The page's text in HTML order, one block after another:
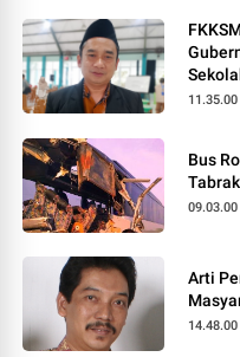
11.35.00
Bus
09.03.00
Arti
14.48.00